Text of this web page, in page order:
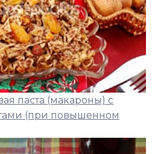
паста (макароны) с
(при повышенном